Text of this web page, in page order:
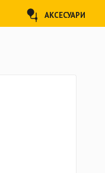
АКСЕСУАРИ